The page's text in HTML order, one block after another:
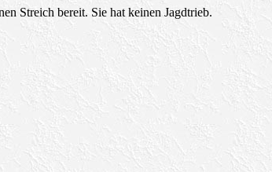
Streich bereit. Sie hat keinen Jagdtrieb.